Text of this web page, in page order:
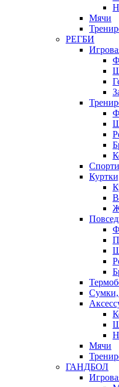
Мячи
РЕГБИ
Сумки,
Мячи
ГАНДБОЛ